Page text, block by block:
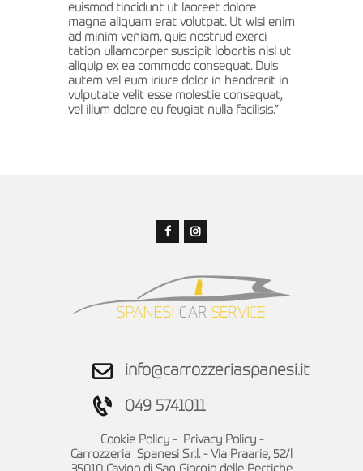
euismod tincidunt ut laoreet dolore
magna aliquam erat volutpat. Ut wisi enim
ad minim veniam, quis nostrud exerci
tation ullamcorper suscipit lobortis nisl ut
aliquip ex ea commodo consequat. Duis
autem vel eum iriure dolor in hendrerit in
vulputate velit esse molestie consequat,
vel illum dolore eu feugiat nulla facilisis.”
info@carrozzeriaspanesi.it
049 5741011
Cookie Policy- Privacy Policy-
Carrozzeria Spanesi S.r.l. - Via Praarie, 52/l